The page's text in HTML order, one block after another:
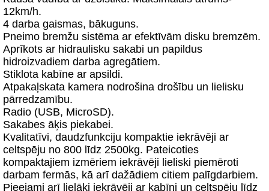
12km/h.
4 darba gaismas, bākuguns.
Pneimo bremžu sistēma ar efektīvām disku bremzēm.
Aprīkots ar hidraulisku sakabi un papildus
hidroizvadiem darba agregātiem.
Stiklota kabīne ar apsildi.
Atpakaļskata kamera nodrošina drošību un lielisku
pārredzamību.
Radio (USB, MicroSD).
Sakabes āķis piekabei.
Kvalitatīvi, daudzfunkciju kompaktie iekrāvēji ar
celtspēju no 800 līdz 2500kg. Pateicoties
kompaktajiem izmēriem iekrāvēji lieliski piemēroti
darbam fermās, kā arī dažādiem citiem palīgdarbiem.
Pieejami arī lielāki iekrāvēji ar kabīni un celtspēju līdz